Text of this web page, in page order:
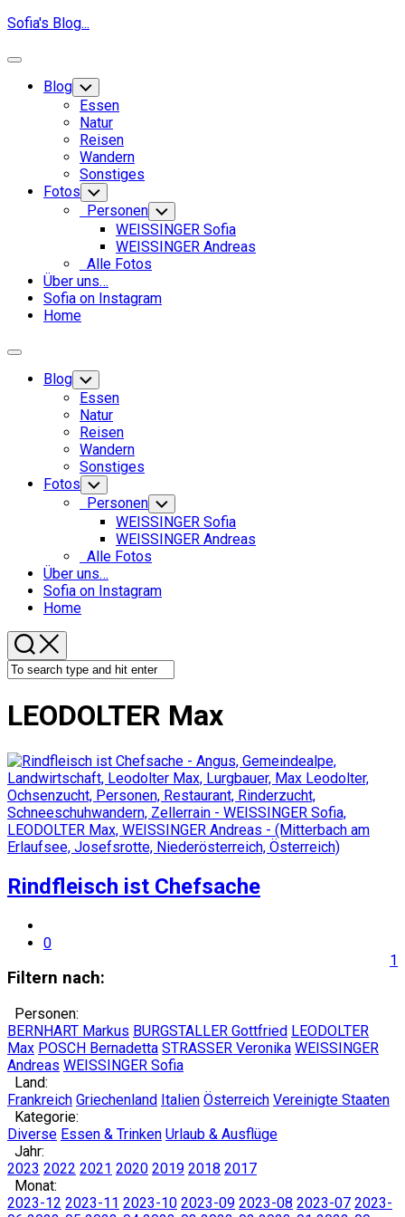
Skip
content
Sofia's Blog...
Expand
Blog Toggle
Child
Menu
Essen
Natur
Reisen
Wandern
Sonstiges
Fotos Toggle
Child
Menu
Personen Toggle
Child
Menu
WEISSINGER Sofia
WEISSINGER Andreas
Alle Fotos
Über uns…
Sofia on Instagram
Home
Expand
Blog Toggle
Child
Menu
Essen
Natur
Reisen
Wandern
Sonstiges
Fotos Toggle
Child
Menu
Personen Toggle
Child
Menu
WEISSINGER Sofia
WEISSINGER Andreas
Alle Fotos
Über uns…
Sofia on Instagram
Home
LEODOLTER Max
Rindfleisch ist Chefsache
0
1
Filtern nach:
Personen:
BERNHART Markus BURGSTALLER Gottfried LEODOLTER
Max POSCH Bernadetta STRASSER Veronika WEISSINGER
Andreas WEISSINGER Sofia
Land:
Frankreich Griechenland Italien Österreich Vereinigte Staaten
Kategorie:
Diverse Essen & Trinken Urlaub & Ausflüge
Jahr:
2023 2022 2021 2020 2019 2018 2017
Monat:
2023-12 2023-11 2023-10 2023-09 2023-08 2023-07 2023-